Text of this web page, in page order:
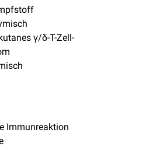
γ/δ-T-Zell-
Immunreaktion